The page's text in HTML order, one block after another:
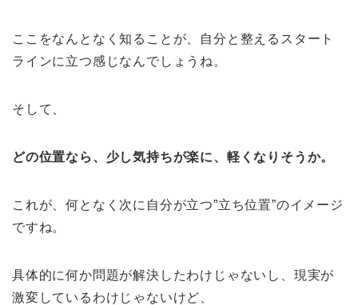
ここをなんとなく知ることが、自分と整えるスタート
ラインに立つ感じなんでしょうね。
そして、
どの位置なら、少し気持ちが楽に、軽くなりそうか。
これが、何となく次に自分が立つ”立ち位置”のイメージ
ですね。
具体的に何か問題が解決したわけじゃないし、現実が
激変しているわけじゃないけど、